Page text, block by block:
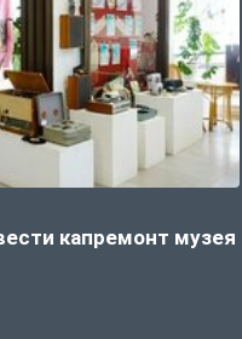
капремонт музея